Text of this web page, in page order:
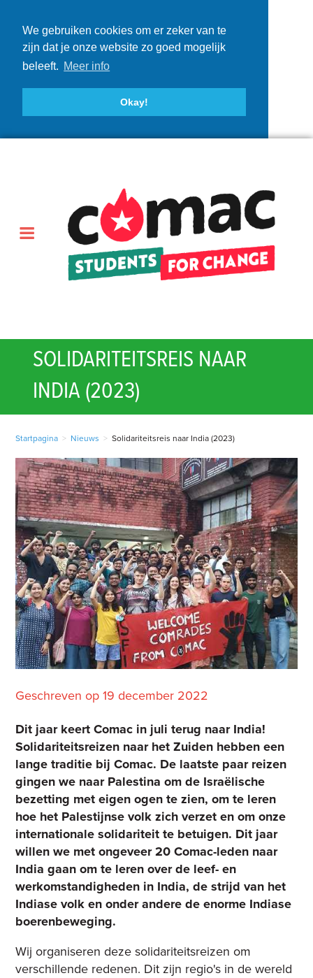
We gebruiken cookies om er zeker van te
zijn dat je onze website zo goed mogelijk
beleeft. Meer info
Okay!
SOLIDARITEITSREIS NAAR
INDIA (2023)
Startpagina > Nieuws > Solidariteitsreis naar India (2023)
Geschreven op 19 december 2022
Dit jaar keert Comac in juli terug naar India!
Solidariteitsreizen naar het Zuiden hebben een
lange traditie bij Comac. De laatste paar reizen
gingen we naar Palestina om de Israëlische
bezetting met eigen ogen te zien, om te leren
hoe het Palestijnse volk zich verzet en om onze
internationale solidariteit te betuigen. Dit jaar
willen we met ongeveer 20 Comac-leden naar
India gaan om te leren over de leef- en
werkomstandigheden in India, de strijd van het
Indiase volk en onder andere de enorme Indiase
boerenbeweging.
Wij organiseren deze solidariteitsreizen om
verschillende redenen. Dit zijn regio's in de wereld